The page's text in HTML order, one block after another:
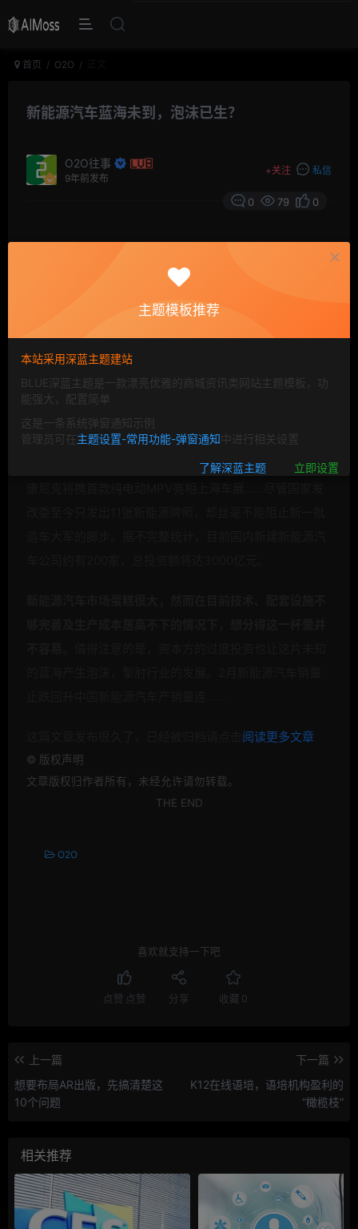
首页 O2O
新能源汽车蓝海未到，泡沫已生？
O2O往事
9年前发布
+关注 私信
0 79 0
施不够完善及生产成本居高不下的情况下，想分得这一杯
源牌照的企业，随着政策的不断加码，造车大军不断涌入
图片来自“视觉中国”
正道集团联姻京威股份共同研发生产清洁能源整车；东旭
光电购买申龙客车100%股权加速进军新能源汽车领域；
Thunder Power将于本月底首次在亚太地区亮相；天津艾
阅读更多文章
© 版权声明
文章版权归作者所有，未经允许请勿转载。
THE END
O2O
喜欢就支持一下吧
点赞 点赞 分享 收藏 0
上一篇
想要布局AR出版，先搞清楚这
10个问题
下一篇
K12在线语培，语培机构盈利的
“橄榄枝”
相关推荐
主题模板推荐
本站采用深蓝主题建站
BLUE深蓝主题是一款漂亮优雅的商城资讯类网站主题模板，功
能强大，配置简单
这是一条系统弹窗通知示例
管理员可在主题设置-常用功能-弹窗通知中进行相关设置
了解深蓝主题 立即设置